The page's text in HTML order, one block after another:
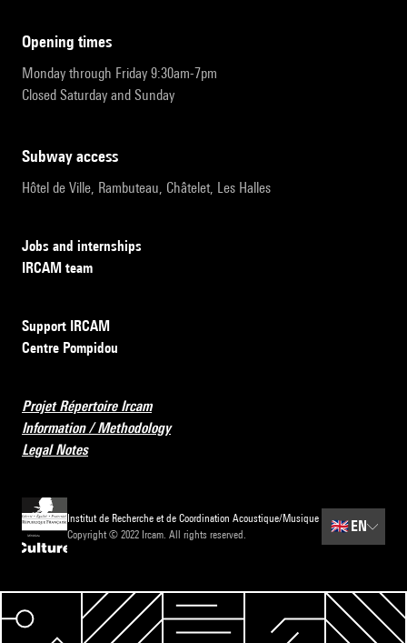
opening times
Monday through Friday 9:30am-7pm
Closed Saturday and Sunday
subway access
Hôtel de Ville, Rambuteau, Châtelet, Les Halles
Jobs and internships
IRCAM team
Support IRCAM
Centre Pompidou
Projet Répertoire Ircam
Information / Methodology
Legal Notes
Institut de Recherche et de Coordination Acoustique/Musique
Copyright © 2022 Ircam. All rights reserved.
🇬🇧 EN